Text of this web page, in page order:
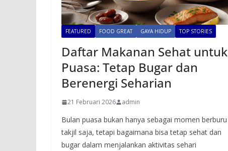
FEATURED FOOD GREAT GAYA HIDUP TOP STORIES
Daftar Makanan Sehat untuk
Puasa: Tetap Bugar dan
Berenergi Seharian
21 Februari 2026 admin
Bulan puasa bukan hanya sebagai momen berburu
takjil saja, tetapi bagaimana bisa tetap sehat dan
bugar dalam menjalankan aktivitas sehari